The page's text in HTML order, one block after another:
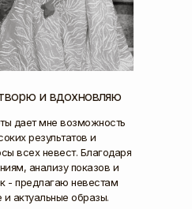
дает мне возможность
результатов и
всех невест. Благодаря
анализу показов и
- предлагаю невестам
актуальные образы.
и вдохновляю